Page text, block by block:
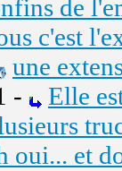
de
c'est
une
-
Elle
oui... et